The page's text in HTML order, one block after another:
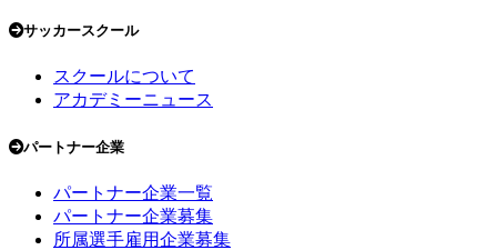
サッカースクール
スクールについて
アカデミーニュース
パートナー企業
パートナー企業一覧
パートナー企業募集
所属選手雇用企業募集